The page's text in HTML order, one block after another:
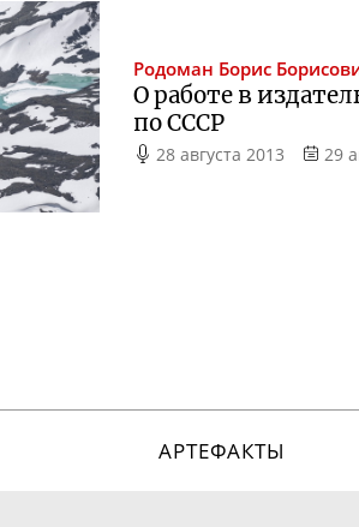
Родоман Борис
О работе в
по СССР
28 августа 2013 29
АРТЕФАКТЫ